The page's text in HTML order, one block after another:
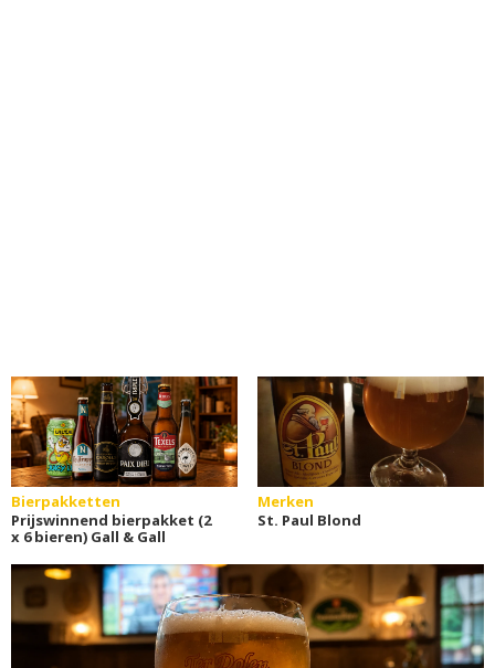
Bierpakketten
Prijswinnend bierpakket (2
x 6 bieren) Gall & Gall
Merken
St. Paul Blond